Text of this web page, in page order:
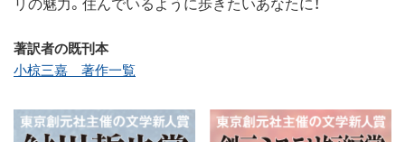
著訳者の既刊本
小椋三嘉 著作一覧